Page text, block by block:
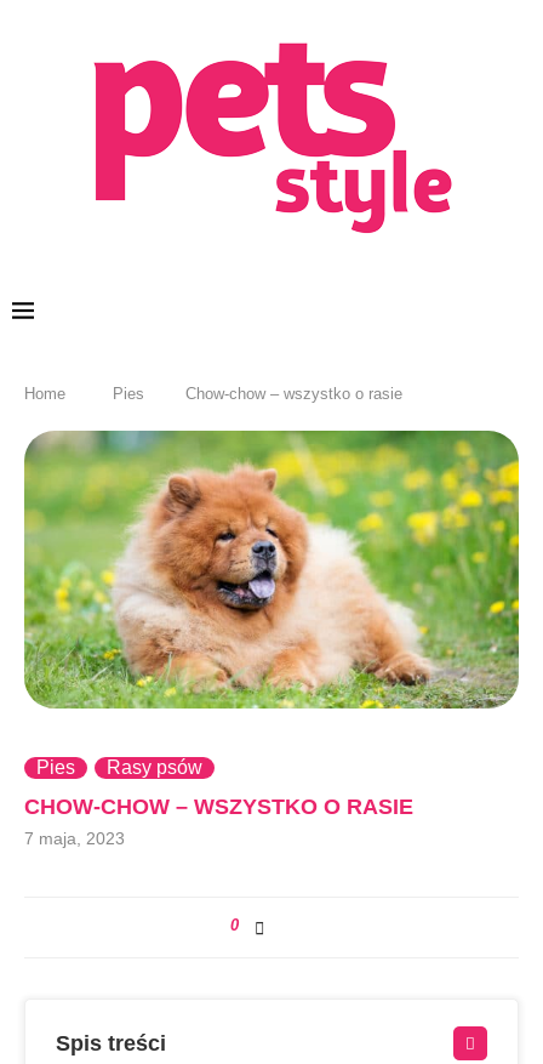
Home Pies Chow-chow – wszystko o rasie
Pies Rasy psów
CHOW-CHOW – WSZYSTKO O RASIE
7 maja, 2023
0
Spis treści